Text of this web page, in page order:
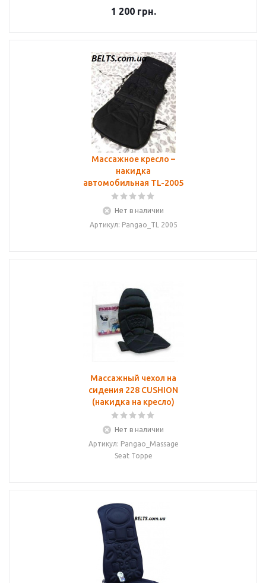
1 200грн.
Массажное кресло –
накидка
автомобильная TL-2005
Нет в наличии
Артикул: Pangao_TL 2005
Массажный чехол на
сидения 228 CUSHION
(накидка на кресло)
Нет в наличии
Артикул: Pangao_Massage
Seat Toppe